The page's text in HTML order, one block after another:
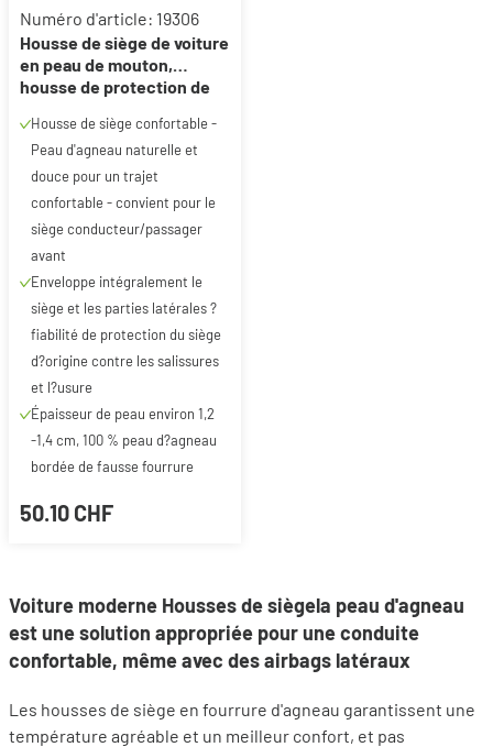
Numéro d'article: 19306
Housse de siège de voiture
en peau de mouton,
housse de protection de
conducteur ou passager
anthracite
Housse de siège confortable -
Peau d'agneau naturelle et
douce pour un trajet
confortable - convient pour le
siège conducteur/passager
avant
Enveloppe intégralement le
siège et les parties latérales ?
fiabilité de protection du siège
d?origine contre les salissures
et l?usure
Épaisseur de peau environ 1,2
-1,4 cm, 100 % peau d?agneau
bordée de fausse fourrure
50.10 CHF
Voiture moderne Housses de siègela peau d'agneau
est une solution appropriée pour une conduite
confortable, même avec des airbags latéraux
Les housses de siège en fourrure d'agneau garantissent une
température agréable et un meilleur confort, et pas